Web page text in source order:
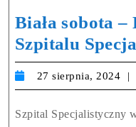
Biała sobota
Szpitalu
27 sierpnia, 2024
Szpital Specjalistyczny